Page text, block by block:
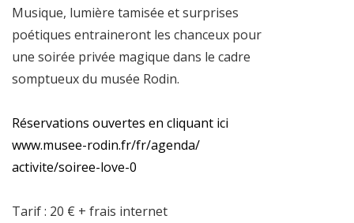
Musique, lumière tamisée et surprises
poétiques entraineront les chanceux pour
une soirée privée magique dans le cadre
somptueux du musée Rodin.
Réservations ouvertes en cliquant ici
www.musee-rodin.fr/fr/agenda/
activite/soiree-love-0
Tarif : 20 € + frais internet